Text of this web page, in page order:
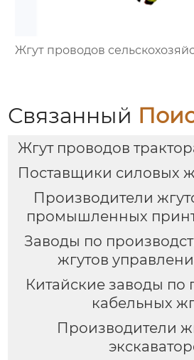
Жгут проводов
Связанный
Жгут проводов
Поставщики силовых
Производители
промышленных
Заводы по
жгутов
Китайские заводы по
кабельных
Производители